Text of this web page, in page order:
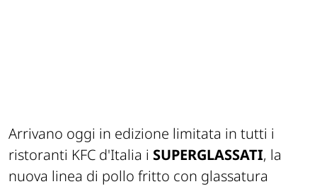
Arrivano oggi in edizione limitata in tutti i
ristoranti KFC d'Italia i SUPERGLASSATI, la
nuova linea di pollo fritto con glassatura